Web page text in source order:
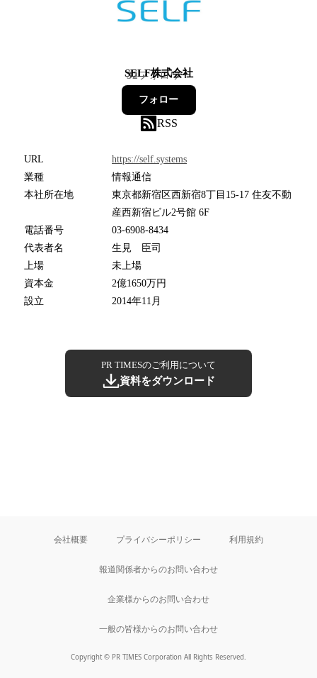
SELF株式会社
32フォロワー
フォロー
RSS
URL
https://self.systems
業種
情報通信
本社所在地
東京都新宿区西新宿8丁目15-17 住友不動
産西新宿ビル2号館 6F
電話番号
03-6908-8434
代表者名
生見 臣司
上場
未上場
資本金
2億1650万円
設立
2014年11月
PR TIMESのご利用について
資料をダウンロード
会社概要 プライバシーポリシー 利用規約
報道関係者からのお問い合わせ
企業様からのお問い合わせ
一般の皆様からのお問い合わせ
Copyright © PR TIMES Corporation All Rights Reserved.